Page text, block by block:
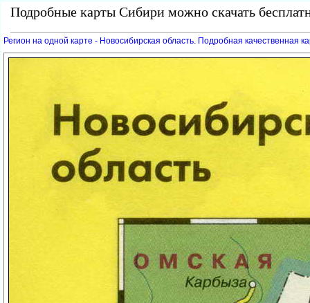
Подробные карты Сибири можно скачать
Регион на одной карте - Новосибирская область. Подробная качественная